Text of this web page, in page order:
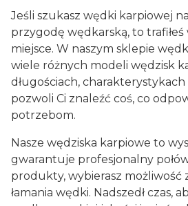
Jeśli szukasz wędki karpiowej
przygodę wędkarską, to trafiłeś
miejsce. W naszym sklepie
wiele różnych modeli wędzisk
długościach, charakterystykach
pozwoli Ci znaleźć coś, co
potrzebom.
Nasze wędziska karpiowe to
gwarantuje profesjonalny
produkty, wybierasz możliwość
łamania wędki. Nadszedł czas,